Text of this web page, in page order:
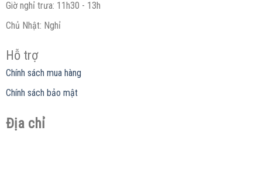
Giờ nghỉ trưa: 11h30 - 13h
Chủ Nhật: Nghỉ
Hỗ trợ
Chính sách mua hàng
Chính sách bảo mật
Địa chỉ